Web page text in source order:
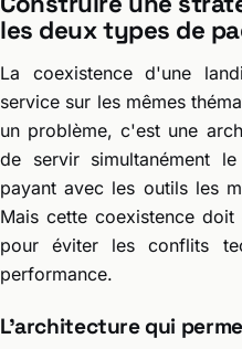
les deux types de
La coexistence d'une
service sur les mêmes
un problème, c'est une
de servir simultanément
payant avec les outils les
Mais cette coexistence
pour éviter les conflits
performance.
L'architecture qui